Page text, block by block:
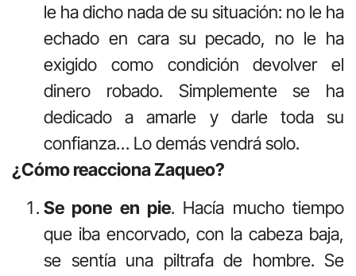
le ha dicho nada de su situación: no le ha
echado en cara su pecado, no le ha
exigido como condición devolver el
dinero robado. Simplemente se ha
dedicado a amarle y darle toda su
confianza… Lo demás vendrá solo.
¿Cómo reacciona Zaqueo?
Se pone en pie. Hacía mucho tiempo
que iba encorvado, con la cabeza baja,
se sentía una piltrafa de hombre. Se